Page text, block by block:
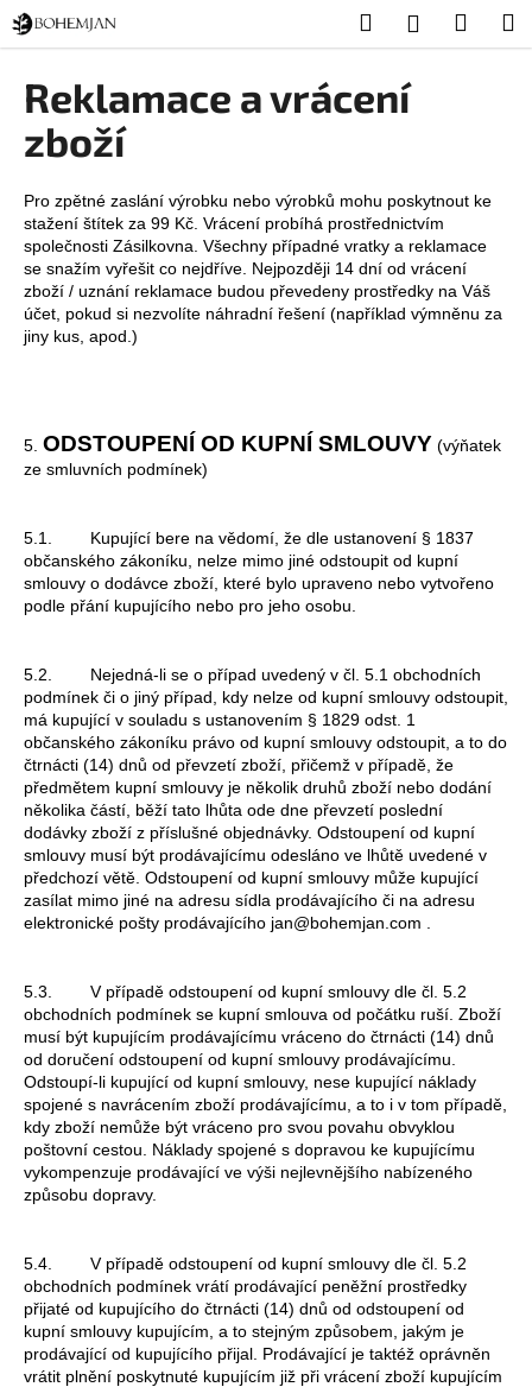
Přejít
na
obsah
HledatPřihlášení
Reklamace a vrácení
zboží
Pro zpětné zaslání výrobku nebo výrobků mohu poskytnout ke
stažení štítek za 99 Kč. Vrácení probíhá prostřednictvím
společnosti Zásilkovna. Všechny případné vratky a reklamace
se snažím vyřešit co nejdříve. Nejpozději 14 dní od vrácení
zboží / uznání reklamace budou převedeny prostředky na Váš
účet, pokud si nezvolíte náhradní řešení (například výmněnu za
jiny kus, apod.)
5. ODSTOUPENÍ OD KUPNÍ SMLOUVY (výňatek
ze smluvních podmínek)
5.1. Kupující bere na vědomí, že dle ustanovení § 1837
občanského zákoníku, nelze mimo jiné odstoupit od kupní
smlouvy o dodávce zboží, které bylo upraveno nebo vytvořeno
podle přání kupujícího nebo pro jeho osobu.
5.2. Nejedná-li se o případ uvedený v čl. 5.1 obchodních
podmínek či o jiný případ, kdy nelze od kupní smlouvy odstoupit,
má kupující v souladu s ustanovením § 1829 odst. 1
občanského zákoníku právo od kupní smlouvy odstoupit, a to do
čtrnácti (14) dnů od převzetí zboží, přičemž v případě, že
předmětem kupní smlouvy je několik druhů zboží nebo dodání
několika částí, běží tato lhůta ode dne převzetí poslední
dodávky zboží z příslušné objednávky. Odstoupení od kupní
smlouvy musí být prodávajícímu odesláno ve lhůtě uvedené v
předchozí větě. Odstoupení od kupní smlouvy může kupující
zasílat mimo jiné na adresu sídla prodávajícího či na adresu
elektronické pošty prodávajícího jan@bohemjan.com .
5.3. V případě odstoupení od kupní smlouvy dle čl. 5.2
obchodních podmínek se kupní smlouva od počátku ruší. Zboží
musí být kupujícím prodávajícímu vráceno do čtrnácti (14) dnů
od doručení odstoupení od kupní smlouvy prodávajícímu.
Odstoupí-li kupující od kupní smlouvy, nese kupující náklady
spojené s navrácením zboží prodávajícímu, a to i v tom případě,
kdy zboží nemůže být vráceno pro svou povahu obvyklou
poštovní cestou. Náklady spojené s dopravou ke kupujícímu
vykompenzuje prodávající ve výši nejlevnějšího nabízeného
způsobu dopravy.
5.4. V případě odstoupení od kupní smlouvy dle čl. 5.2
obchodních podmínek vrátí prodávající peněžní prostředky
přijaté od kupujícího do čtrnácti (14) dnů od odstoupení od
kupní smlouvy kupujícím, a to stejným způsobem, jakým je
prodávající od kupujícího přijal. Prodávající je taktéž oprávněn
vrátit plnění poskytnuté kupujícím již při vrácení zboží kupujícím
K
o
C
o
p
o
t
ř
e
b
e
t
n
a
j
í
?
HLEDAT
D
o
o
r
u
č
u
j
e
m
e
STOLNÍ
HODINY
MINIMAL
-
ČERNÝ
OŘECH